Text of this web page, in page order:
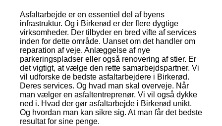
Asfaltarbejde er en essentiel del af byens
infrastruktur. Og i Birkerød er der flere dygtige
virksomheder. Der tilbyder en bred vifte af services
inden for dette område. Uanset om det handler om
reparation af veje. Anlæggelse af nye
parkeringspladser eller også renovering af stier. Er
det vigtigt, at vælge den rette samarbejdspartner. Vi
vil udforske de bedste asfaltarbejdere i Birkerød.
Deres services. Og hvad man skal overveje. Når
man vælger en asfaltentreprenør. Vi vil også dykke
ned i. Hvad der gør asfaltarbejde i Birkerød unikt.
Og hvordan man kan sikre sig. At man får det bedste
resultat for sine penge.